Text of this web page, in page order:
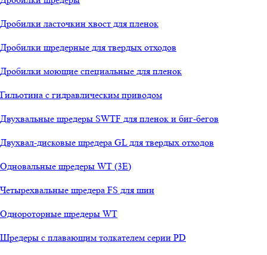
Дробилки ласточкин хвост для пленок
Дробилки шредерные для твердых отходов
Дробилки моющие специальные для пленок
Гильотина с гидравлическим приводом
Двухвальные шредеры SWTF для пленок и биг-бегов
Двухвал-дисковые шредера GL для твердых отходов
Одновальные шредеры WT (3E)
Четырехвальные шредера FS для шин
Однороторные шредеры WT
Шредеры с плавающим толкателем серии PD